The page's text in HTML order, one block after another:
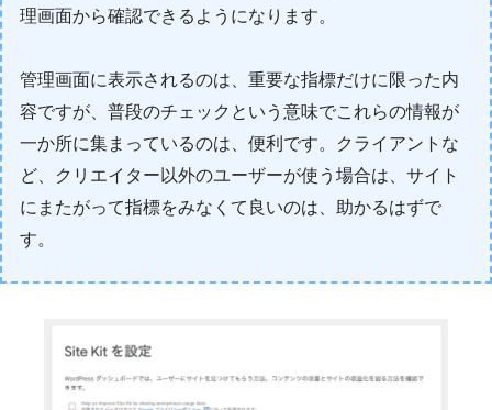
理画面から確認できるようになります。
管理画面に表示されるのは、重要な指標だけに限った内
容ですが、普段のチェックという意味でこれらの情報が
一か所に集まっているのは、便利です。クライアントな
ど、クリエイター以外のユーザーが使う場合は、サイト
にまたがって指標をみなくて良いのは、助かるはずで
す。